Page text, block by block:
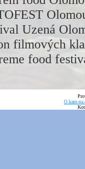
Uzená
filmových
food
O kam-